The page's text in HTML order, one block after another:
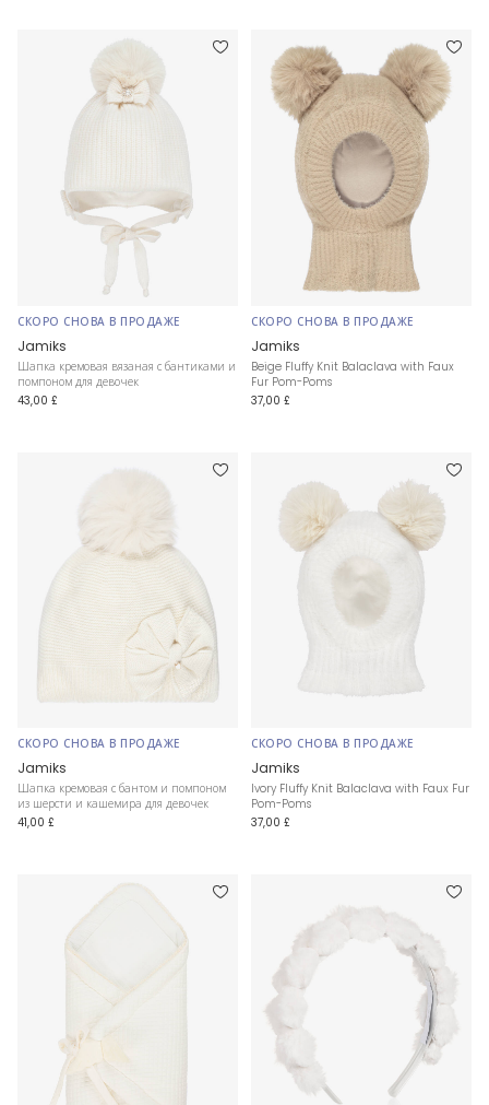
СКОРО СНОВА В ПРОДАЖЕ
Jamiks
Шапка кремовая вязаная с бантиками и
помпоном для девочек
43,00 £
СКОРО СНОВА В ПРОДАЖЕ
Jamiks
Beige Fluffy Knit Balaclava with Faux
Fur Pom-Poms
37,00 £
СКОРО СНОВА В ПРОДАЖЕ
Jamiks
Шапка кремовая с бантом и помпоном
из шерсти и кашемира для девочек
41,00 £
СКОРО СНОВА В ПРОДАЖЕ
Jamiks
Ivory Fluffy Knit Balaclava with Faux Fur
Pom-Poms
37,00 £